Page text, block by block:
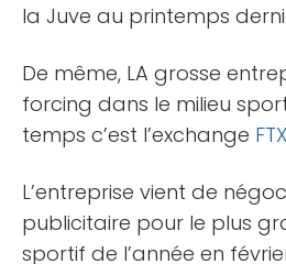
la Juve au printemps
De même, LA grosse
forcing dans le milieu
temps c’est l’exchange FTX
L’entreprise vient de
publicitaire pour le plus
sportif de l’année en